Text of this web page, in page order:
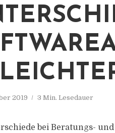
2019 3 Min. Lesedauer
bei Beratungs-